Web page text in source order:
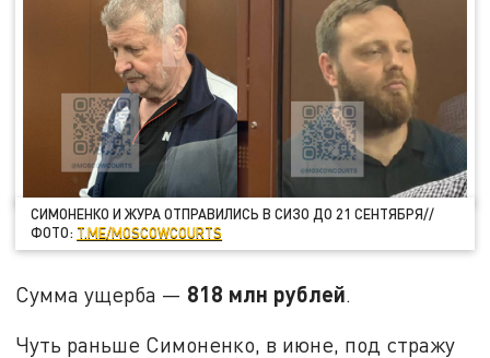
СИМОНЕНКО И ЖУРА ОТПРАВИЛИСЬ В СИЗО ДО 21 СЕНТЯБРЯ//
ФОТО: T.ME/MOSCOWCOURTS
Сумма ущерба — 818 млн рублей.
Чуть раньше Симоненко, в июне, под стражу